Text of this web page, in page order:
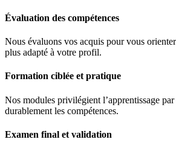
Évaluation des compétences
Nous évaluons vos acquis pour vous
plus adapté à votre profil.
Formation ciblée et pratique
Nos modules privilégient l’apprentissage
durablement les compétences.
Examen final et validation